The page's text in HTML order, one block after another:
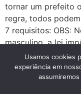
tornar um prefeito
regra, todos
7 requisitos: OBS:
masculino, a lei
certificado de […]
Usamos cookies
experiência em